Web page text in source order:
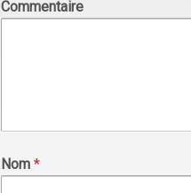
Commentaire
Nom *